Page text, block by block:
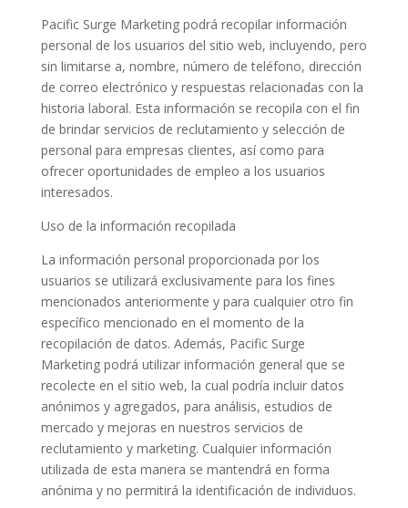
Pacific Surge Marketing podrá recopilar información
personal de los usuarios del sitio web, incluyendo, pero
sin limitarse a, nombre, número de teléfono, dirección
de correo electrónico y respuestas relacionadas con la
historia laboral. Esta información se recopila con el fin
de brindar servicios de reclutamiento y selección de
personal para empresas clientes, así como para
ofrecer oportunidades de empleo a los usuarios
interesados.
Uso de la información recopilada
La información personal proporcionada por los
usuarios se utilizará exclusivamente para los fines
mencionados anteriormente y para cualquier otro fin
específico mencionado en el momento de la
recopilación de datos. Además, Pacific Surge
Marketing podrá utilizar información general que se
recolecte en el sitio web, la cual podría incluir datos
anónimos y agregados, para análisis, estudios de
mercado y mejoras en nuestros servicios de
reclutamiento y marketing. Cualquier información
utilizada de esta manera se mantendrá en forma
anónima y no permitirá la identificación de individuos.